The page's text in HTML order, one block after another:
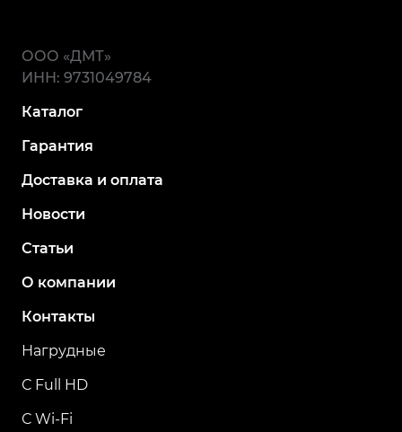
эксплуатации.
ООО «ДМТ»
ИНН: 9731049784
Каталог
Гарантия
Доставка и оплата
Новости
Статьи
О компании
Контакты
Нагрудные
С Full HD
С Wi-Fi